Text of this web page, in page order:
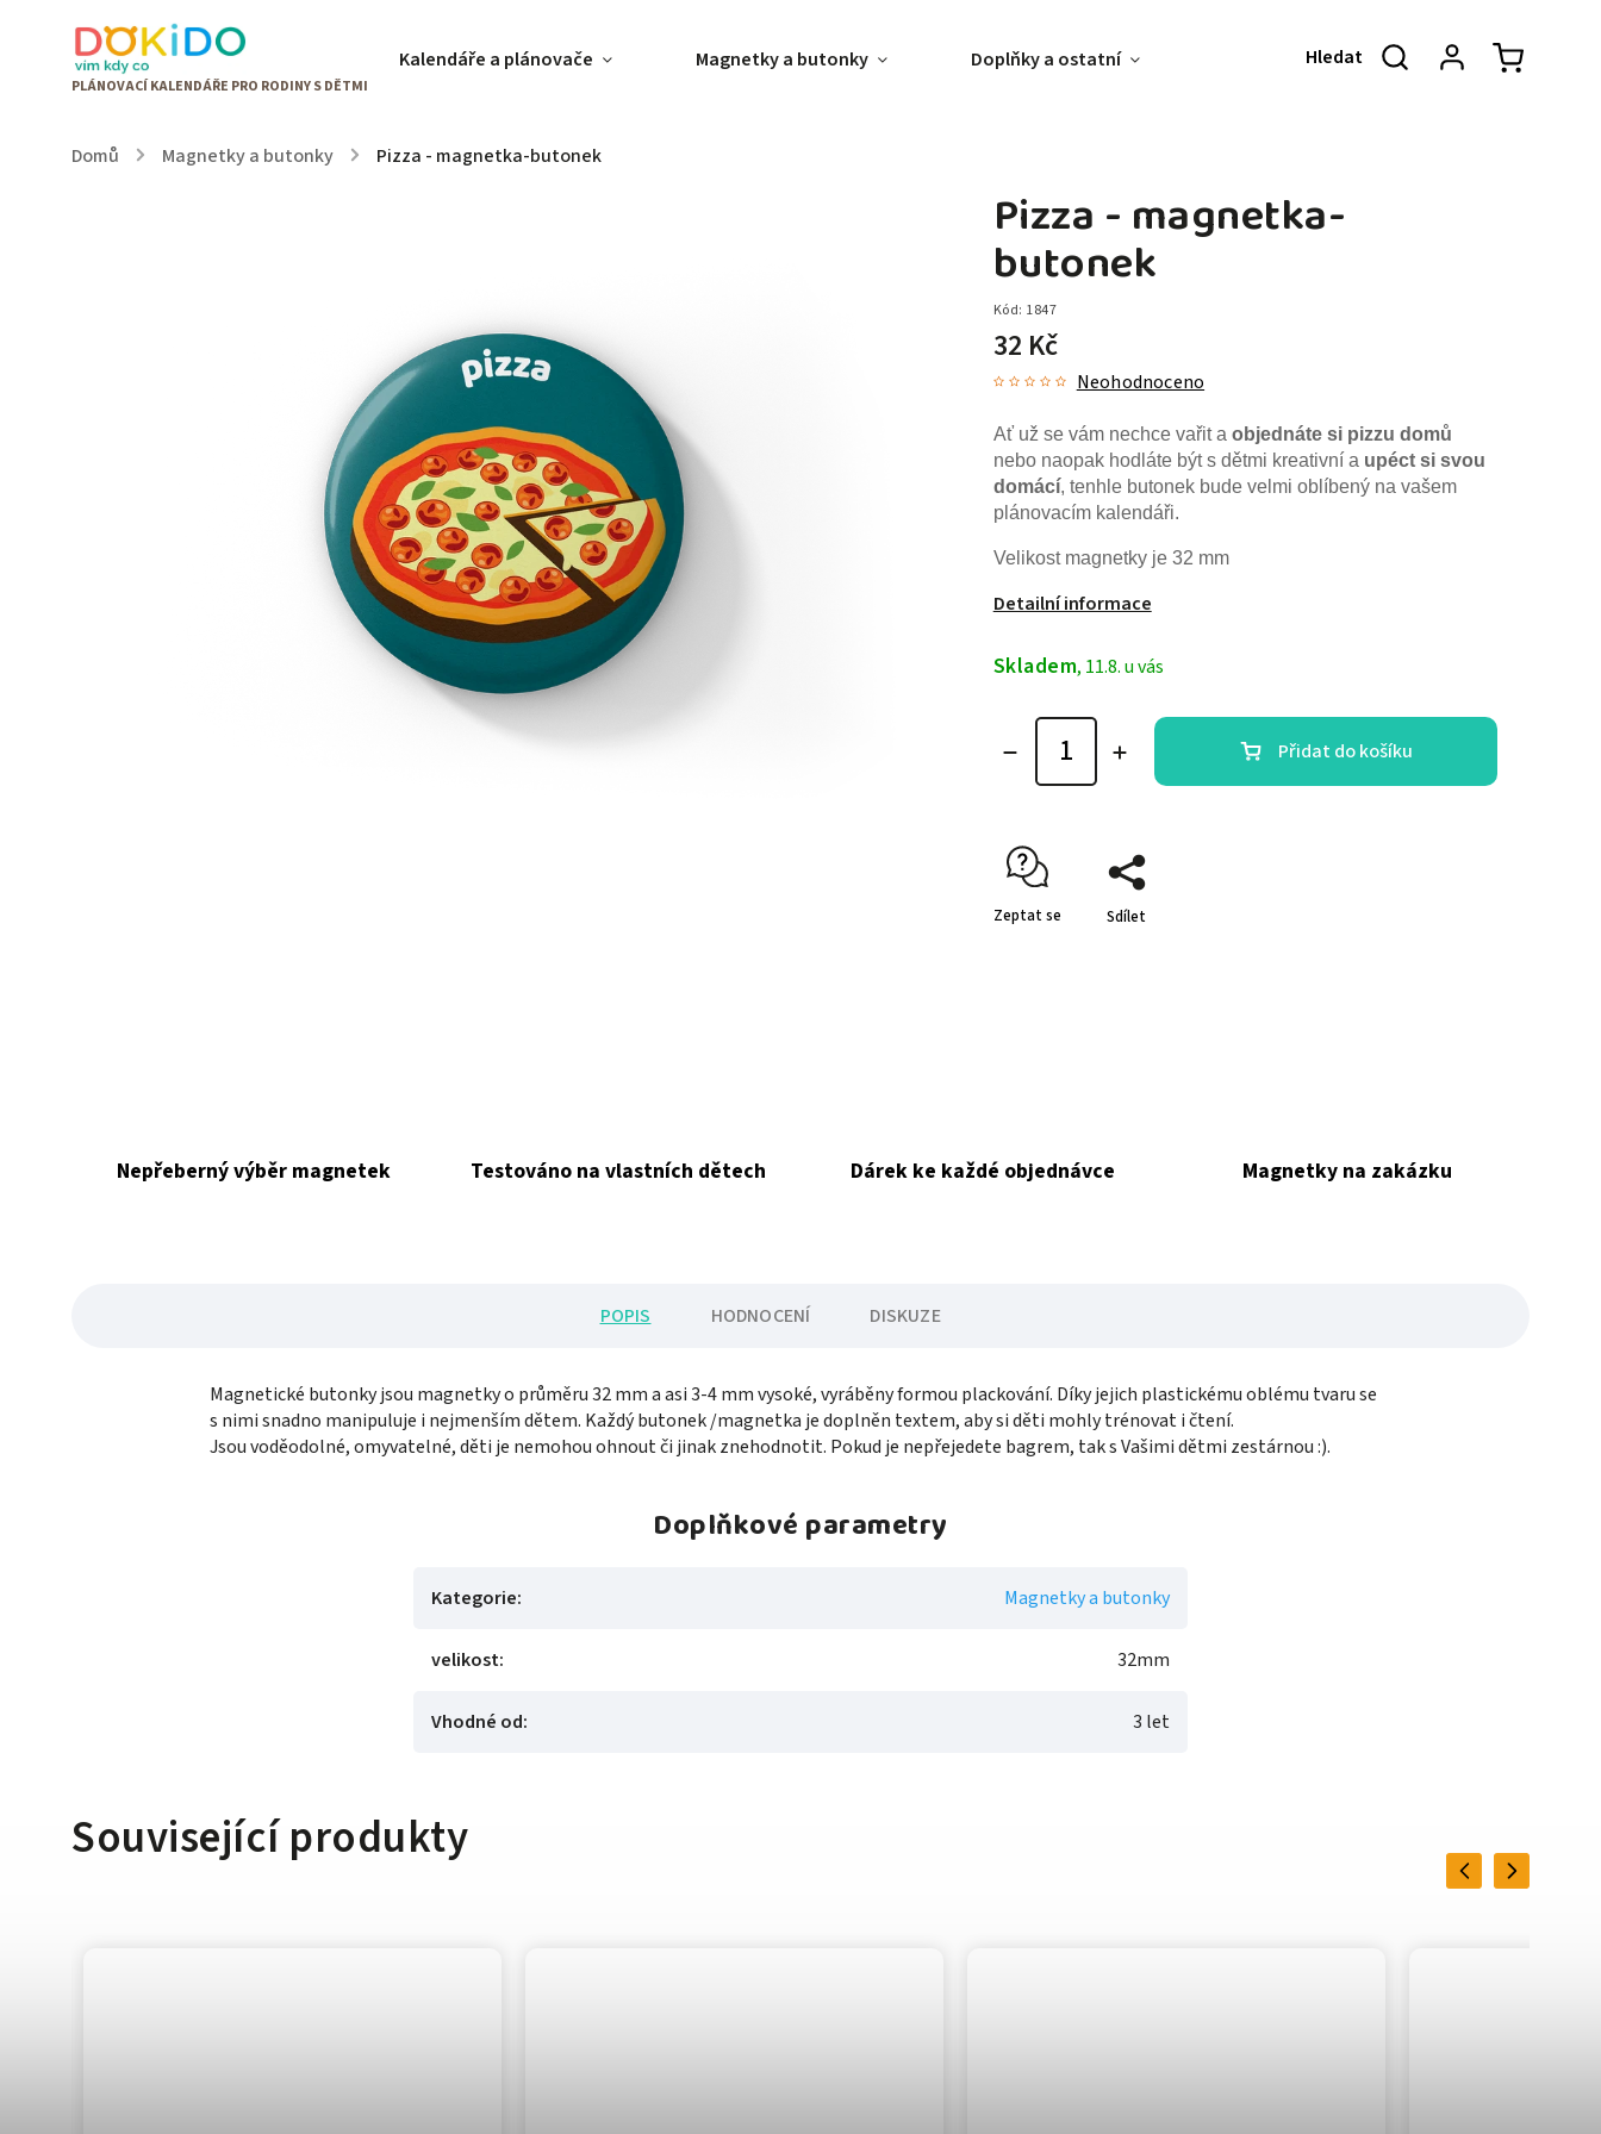
Kalendáře a plánovače Magnetky a butonky Doplňky a ostatní Akce & Slevy O NÁS
Domů / Magnetky a butonky / Pizza - magnetka-butonek
Pizza - magnetka-
butonek
Kód: 1847
32 Kč
Neohodnoceno
Ať už se vám nechce vařit a objednáte si pizzu domů
nebo naopak hodláte být s dětmi kreativní a upéct si svou
domácí, tenhle butonek bude velmi oblíbený na vašem
plánovacím kalendáři.
Velikost magnetky je 32 mm
Detailní informace
Skladem, 11.8. u vás
Přidat do košíku
Zeptat se Sdílet
Nepřeberný výběr magnetek Testováno na vlastních dětech Dárek ke každé objednávce Magnetky na zakázku
POPIS HODNOCENÍ DISKUZE
Magnetické butonky jsou magnetky o průměru 32 mm a asi 3-4 mm vysoké, vyráběny formou plackování. Díky jejich plastickému oblému tvaru se
s nimi snadno manipuluje i nejmenším dětem. Každý butonek /magnetka je doplněn textem, aby si děti mohly trénovat i čtení.
Jsou voděodolné, omyvatelné, děti je nemohou ohnout či jinak znehodnotit. Pokud je nepřejedete bagrem, tak s Vašimi dětmi zestárnou :).
Doplňkové parametry
Kategorie: Magnetky a butonky
velikost: 32mm
Vhodné od: 3 let
Související produkty
PreviousNext